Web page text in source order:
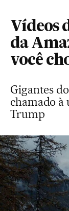
Vídeos
da
você
Gigantes
chamado à
Trump